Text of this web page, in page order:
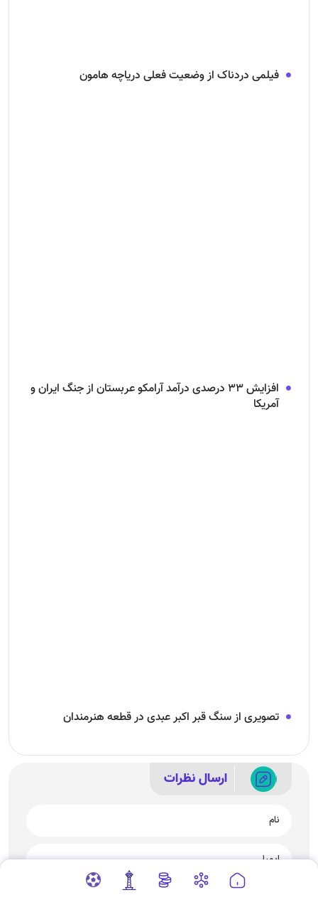
فیلمی دردناک از وضعیت فعلی دریاچه هامون
افزایش ۳۳ درصدی درآمد آرامکو عربستان از جنگ ایران و
آمریکا
تصویری از سنگ قبر اکبر عبدی در قطعه هنرمندان
ارسال نظرات